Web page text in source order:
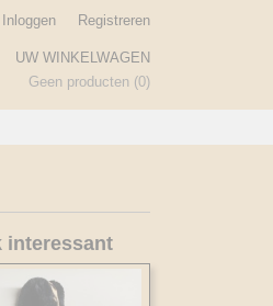
Inloggen Registreren
UW WINKELWAGEN
Geen producten (0)
interessant